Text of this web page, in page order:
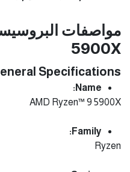
5900X
Specifications
Name:
AMD Ryzen™ 9 5900X
Family:
Ryzen